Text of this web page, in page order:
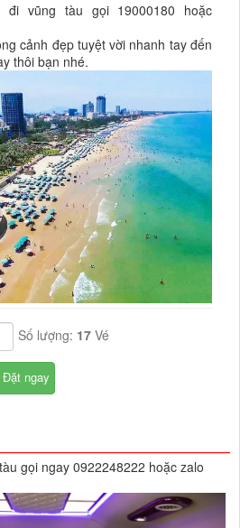
vũng tàu gọi 19000180 hoặc
cảnh đẹp tuyệt vời nhanh tay đến
thôi bạn nhé.
Số lượng: 17 Vé
Đặt ngay
gọi ngay 0922248222 hoặc zalo